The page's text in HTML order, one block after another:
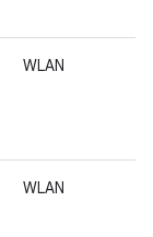
WLAN
WLAN